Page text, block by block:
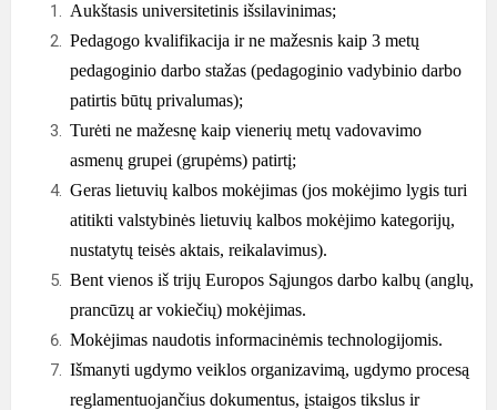
Aukštasis universitetinis išsilavinimas;
Pedagogo kvalifikacija ir ne mažesnis kaip 3 metų
pedagoginio darbo stažas (pedagoginio vadybinio darbo
patirtis būtų privalumas);
Turėti ne mažesnę kaip vienerių metų vadovavimo
asmenų grupei (grupėms) patirtį;
Geras lietuvių kalbos mokėjimas (jos mokėjimo lygis turi
atitikti valstybinės lietuvių kalbos mokėjimo kategorijų,
nustatytų teisės aktais, reikalavimus).
Bent vienos iš trijų Europos Sąjungos darbo kalbų (anglų,
prancūzų ar vokiečių) mokėjimas.
Mokėjimas naudotis informacinėmis technologijomis.
Išmanyti ugdymo veiklos organizavimą, ugdymo procesą
reglamentuojančius dokumentus, įstaigos tikslus ir